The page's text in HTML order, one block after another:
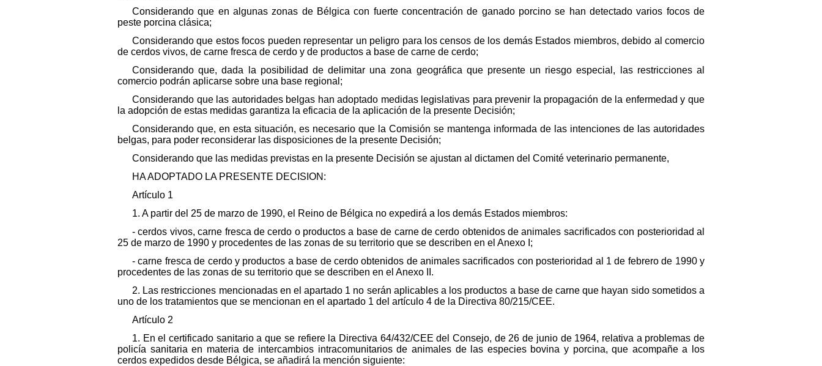
Considerando que en algunas zonas de Bélgica con fuerte concentración de ganado porcino se han detectado varios focos de
peste porcina clásica;
Considerando que estos focos pueden representar un peligro para los censos de los demás Estados miembros, debido al comercio
de cerdos vivos, de carne fresca de cerdo y de productos a base de carne de cerdo;
Considerando que, dada la posibilidad de delimitar una zona geográfica que presente un riesgo especial, las restricciones al
comercio podrán aplicarse sobre una base regional;
Considerando que las autoridades belgas han adoptado medidas legislativas para prevenir la propagación de la enfermedad y que
la adopción de estas medidas garantiza la eficacia de la aplicación de la presente Decisión;
Considerando que, en esta situación, es necesario que la Comisión se mantenga informada de las intenciones de las autoridades
belgas, para poder reconsiderar las disposiciones de la presente Decisión;
Considerando que las medidas previstas en la presente Decisión se ajustan al dictamen del Comité veterinario permanente,
HA ADOPTADO LA PRESENTE DECISION:
Artículo 1
1. A partir del 25 de marzo de 1990, el Reino de Bélgica no expedirá a los demás Estados miembros:
- cerdos vivos, carne fresca de cerdo o productos a base de carne de cerdo obtenidos de animales sacrificados con posterioridad al
25 de marzo de 1990 y procedentes de las zonas de su territorio que se describen en el Anexo I;
- carne fresca de cerdo y productos a base de cerdo obtenidos de animales sacrificados con posterioridad al 1 de febrero de 1990 y
procedentes de las zonas de su territorio que se describen en el Anexo II.
2. Las restricciones mencionadas en el apartado 1 no serán aplicables a los productos a base de carne que hayan sido sometidos a
uno de los tratamientos que se mencionan en el apartado 1 del artículo 4 de la Directiva 80/215/CEE.
Artículo 2
1. En el certificado sanitario a que se refiere la Directiva 64/432/CEE del Consejo, de 26 de junio de 1964, relativa a problemas de
policía sanitaria en materia de intercambios intracomunitarios de animales de las especies bovina y porcina, que acompañe a los
cerdos expedidos desde Bélgica, se añadirá la mención siguiente: